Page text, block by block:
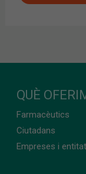
QUÈ
Farmacèutics
Ciutadans
Empreses i